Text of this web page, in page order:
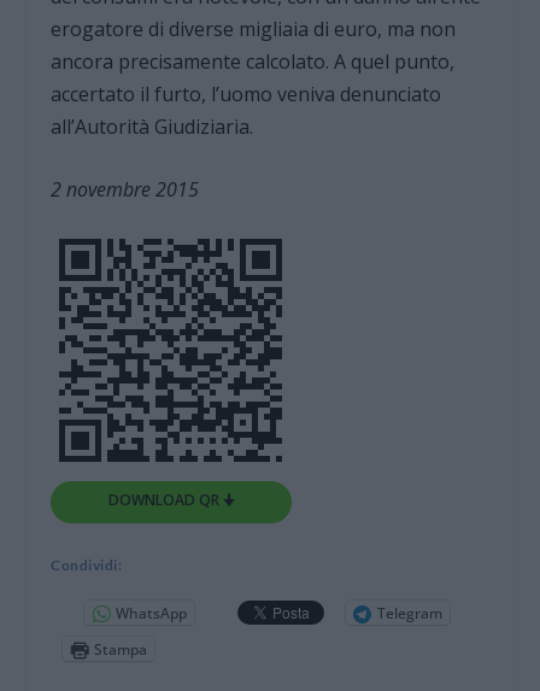
erogatore di diverse migliaia di euro, ma non
ancora precisamente calcolato. A quel punto,
accertato il furto, l’uomo veniva denunciato
all’Autorità Giudiziaria.
2 novembre 2015
DOWNLOAD QR 🠋
Condividi:
WhatsApp
Telegram
Stampa